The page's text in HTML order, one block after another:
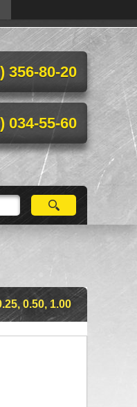
356-80-20
034-55-60
0.50, 1.00